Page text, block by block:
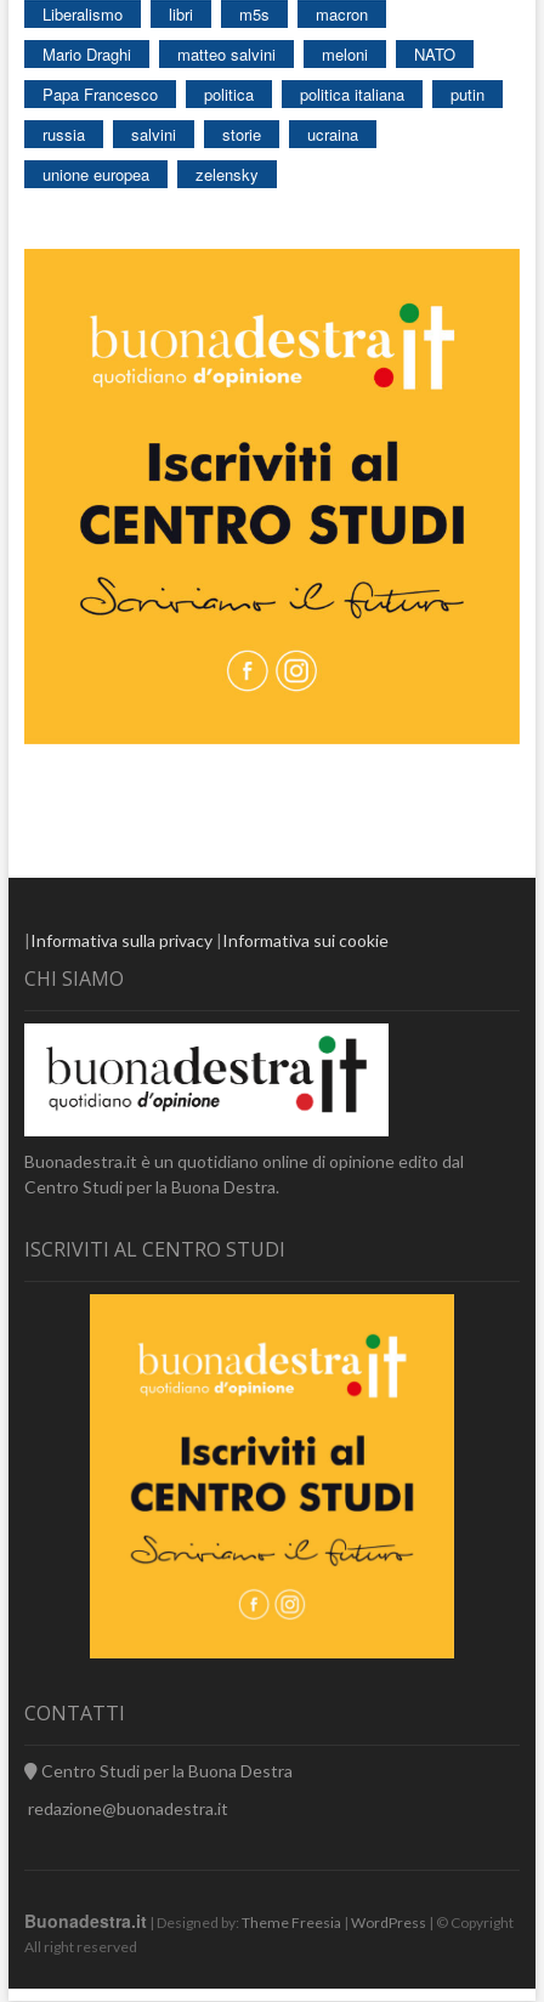
Liberalismo
libri m5s
macron
Mario Draghi
matteo salvini meloni
NATO
Papa Francesco
politica politica italiana
putin
russia
salvini storie
ucraina
unione europea
zelensky
|Informativa sulla privacy|Informativa sui cookie
CHI SIAMO
Buonadestra.it è un quotidiano online di opinione edito dal
Centro Studi per la Buona Destra.
ISCRIVITI AL CENTRO STUDI
CONTATTI
Centro Studi per la Buona Destra
redazione@buonadestra.it
Buonadestra.it | Designed by: Theme Freesia | WordPress | © Copyright
All right reserved